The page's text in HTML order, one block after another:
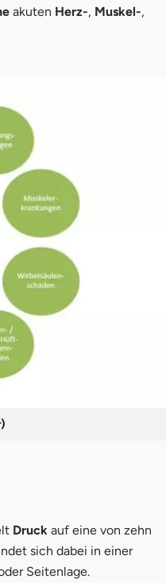
akuten Herz-, Muskel-,
Druck auf eine von zehn
sich dabei in einer
Seitenlage.